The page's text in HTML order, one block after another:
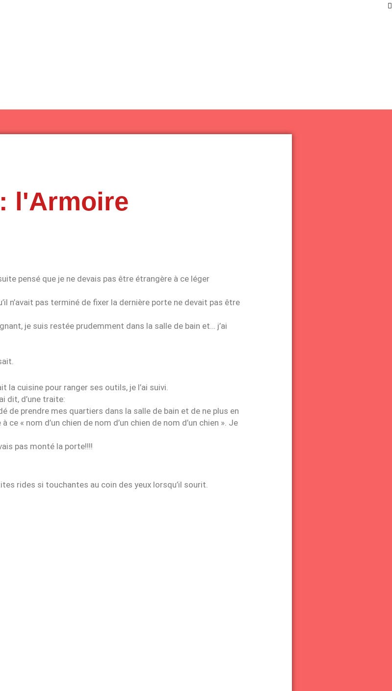
l'Armoire
pensé que je ne devais pas être étrangère à ce léger
n’avait pas terminé de fixer la dernière porte ne devait pas être
je suis restée prudemment dans la salle de bain et… j’ai
cuisine pour ranger ses outils, je l’ai suivi.
dit, d’une traite:
de prendre mes quartiers dans la salle de bain et de ne plus en
« nom d’un chien de nom d’un chien de nom d’un chien ». Je
pas monté la porte!!!!
rides si touchantes au coin des yeux lorsqu’il sourit.